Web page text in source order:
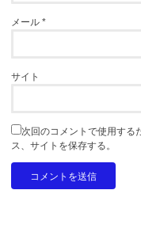
メール*
サイト
次回のコメントで使用する
ス、サイトを保存する。